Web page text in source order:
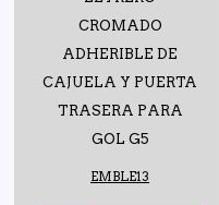
CROMADO
ADHERIBLE DE
CAJUELA Y PUERTA
TRASERA PARA
GOL G5
EMBLE13